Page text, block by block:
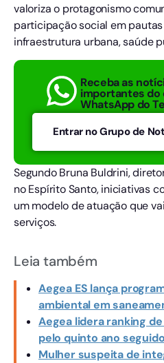
valoriza o protagonismo
participação social em
infraestrutura urbana, saúde
Receba as
importantes do
WhatsApp do
Entrar no Grupo de
Segundo Bruna Buldrini,
no Espírito Santo, iniciativas
um modelo de atuação que
serviços.
Leia também
Aegea ES lança
ambiental em
Aegea lidera ranking
pelo quinto ano seguido
Mulher suspeita de